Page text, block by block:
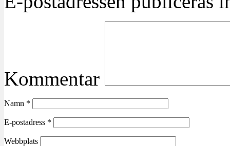
Kommentar
Namn *
E-postadress *
Webbplats